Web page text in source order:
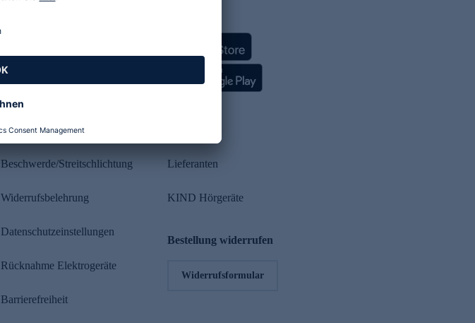
Rechtliches
Beschwerde/Streitschlichtung
Widerrufsbelehrung
Datenschutzeinstellungen
Rücknahme Elektrogeräte
Barrierefreiheit
Lieferanten
KIND Hörgeräte
Bestellung widerrufen
Widerrufsformular